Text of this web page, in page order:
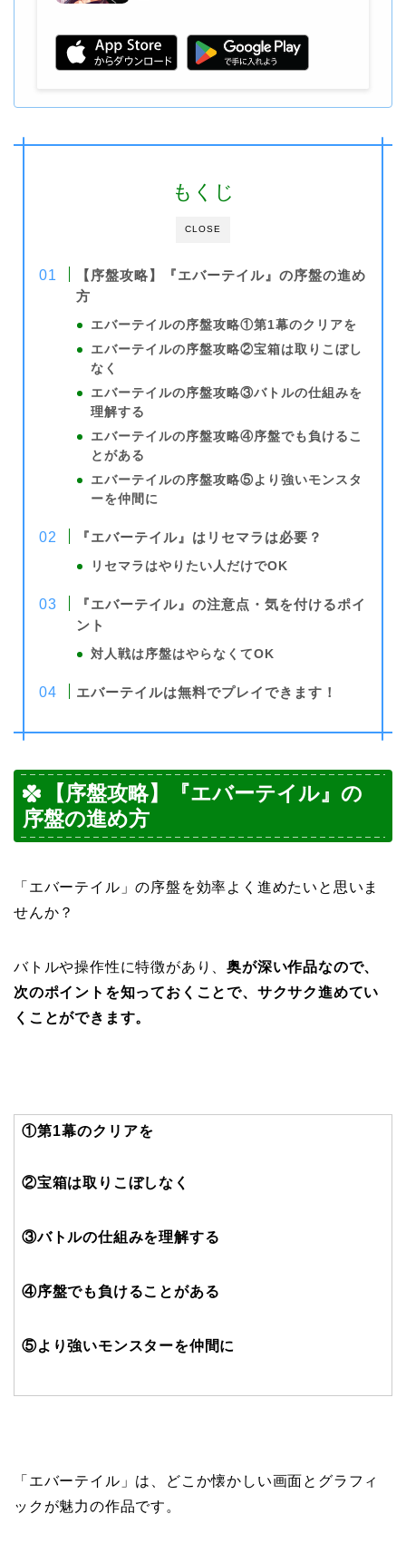
CLOSE
もくじ
【序盤攻略】『エバーテイル 』の序盤の進め
方
エバーテイルの序盤攻略①第1幕のクリアを
エバーテイルの序盤攻略②宝箱は取りこぼし
なく
エバーテイルの序盤攻略③バトルの仕組みを
理解する
エバーテイルの序盤攻略④序盤でも負けるこ
とがある
エバーテイルの序盤攻略⑤より強いモンスタ
ーを仲間に
『エバーテイル』はリセマラは必要？
リセマラはやりたい人だけでOK
『エバーテイル』の注意点・気を付けるポイ
ント
対人戦は序盤はやらなくてOK
エバーテイルは無料でプレイできます！
【序盤攻略】『エバーテイル』の
序盤の進め方
「エバーテイル」の序盤を効率よく進めたいと思いま
せんか？
バトルや操作性に特徴があり、奥が深い作品なので、
次のポイントを知っておくことで、サクサク進めてい
くことができます。
①第1幕のクリアを
②宝箱は取りこぼしなく
③バトルの仕組みを理解する
④序盤でも負けることがある
⑤より強いモンスターを仲間に
「エバーテイル」は、どこか懐かしい画面とグラフィ
ックが魅力の作品です。